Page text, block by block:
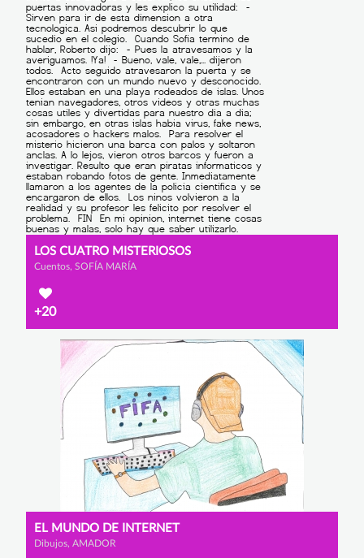
LOS CUATRO MISTERIOSOS
Cuentos, SOFÍA MARÍA
+20
EL MUNDO DE INTERNET
Dibujos, AMADOR